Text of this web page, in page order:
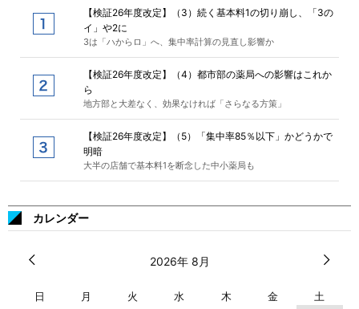
【検証26年度改定】（3）続く基本料1の切り崩し、「3の
イ」や2に
3は「ハからロ」へ、集中率計算の見直し影響か
【検証26年度改定】（4）都市部の薬局への影響はこれか
ら
地方部と大差なく、効果なければ「さらなる方策」
【検証26年度改定】（5）「集中率85％以下」かどうかで
明暗
大半の店舗で基本料1を断念した中小薬局も
カレンダー
2026年 8月
日 月 火 水 木 金 土